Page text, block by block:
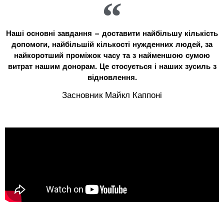
Наші основні завдання – доставити найбільшу кількість
допомоги, найбільшій кількості нужденних людей, за
найкоротший проміжок часу та з найменшою сумою
витрат нашим донорам. Це стосується і наших зусиль з
відновлення.
Засновник Майкл Каппоні